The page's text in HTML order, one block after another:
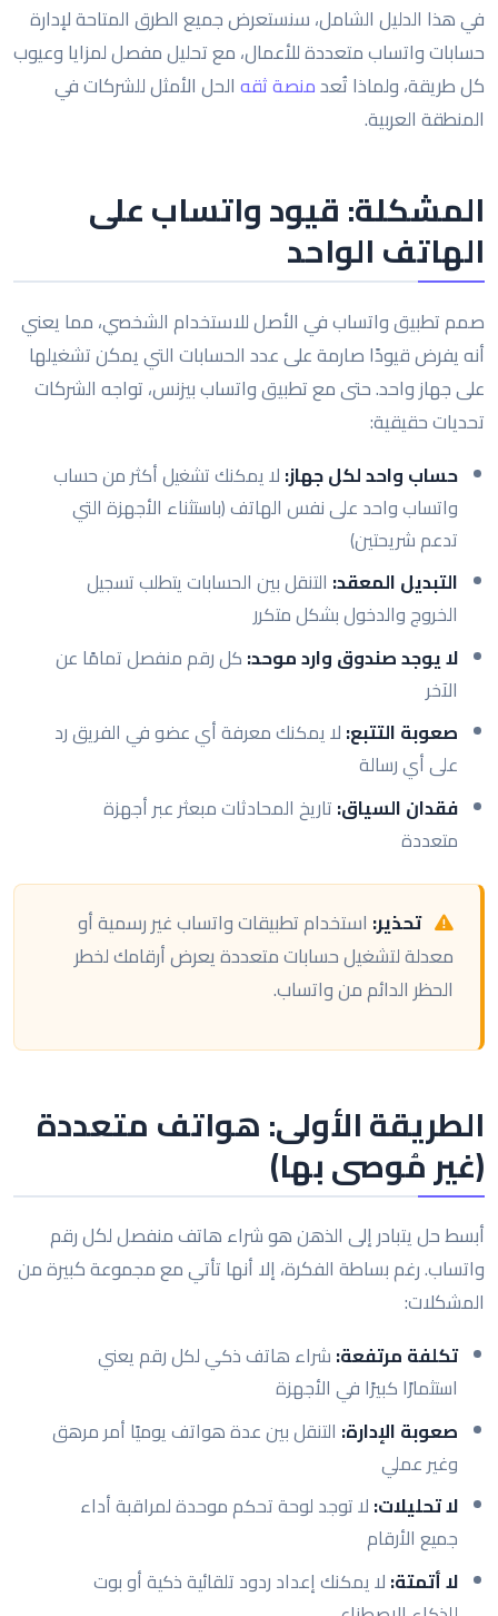
في هذا الدليل الشامل، سنستعرض جميع الطرق المتاحة لإدارة
حسابات واتساب متعددة للأعمال، مع تحليل مفصل لمزايا وعيوب
كل طريقة، ولماذا تُعدمنصة ثقهالحل الأمثل للشركات في
المنطقة العربية.
المشكلة: قيود واتساب على
الهاتف الواحد
صمم تطبيق واتساب في الأصل للاستخدام الشخصي، مما يعني
أنه يفرض قيودًا صارمة على عدد الحسابات التي يمكن تشغيلها
على جهاز واحد. حتى مع تطبيق واتساب بيزنس، تواجه الشركات
تحديات حقيقية:
حساب واحد لكل جهاز: لا يمكنك تشغيل أكثر من حساب
واتساب واحد على نفس الهاتف (باستثناء الأجهزة التي
تدعم شريحتين)
التبديل المعقد: التنقل بين الحسابات يتطلب تسجيل
الخروج والدخول بشكل متكرر
لا يوجد صندوق وارد موحد: كل رقم منفصل تمامًا عن
الآخر
صعوبة التتبع: لا يمكنك معرفة أي عضو في الفريق رد
على أي رسالة
فقدان السياق: تاريخ المحادثات مبعثر عبر أجهزة
متعددة
تحذير: استخدام تطبيقات واتساب غير رسمية أو
معدلة لتشغيل حسابات متعددة يعرض أرقامك لخطر
الحظر الدائم من واتساب.
الطريقة الأولى: هواتف متعددة
(غير مُوصى بها)
أبسط حل يتبادر إلى الذهن هو شراء هاتف منفصل لكل رقم
واتساب. رغم بساطة الفكرة، إلا أنها تأتي مع مجموعة كبيرة من
المشكلات:
تكلفة مرتفعة: شراء هاتف ذكي لكل رقم يعني
استثمارًا كبيرًا في الأجهزة
صعوبة الإدارة: التنقل بين عدة هواتف يوميًا أمر مرهق
وغير عملي
لا تحليلات: لا توجد لوحة تحكم موحدة لمراقبة أداء
جميع الأرقام
لا أتمتة: لا يمكنك إعداد ردود تلقائية ذكية أو بوت